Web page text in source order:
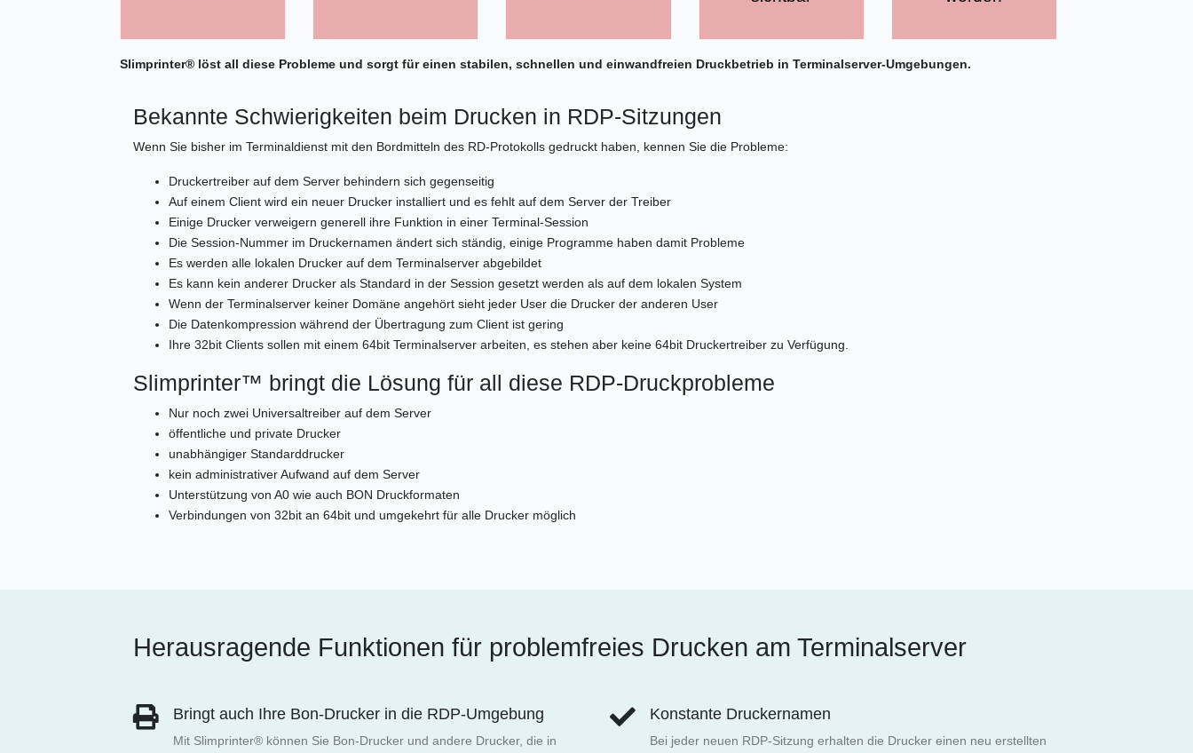
Slimprinter® löst all diese Probleme und sorgt für einen stabilen, schnellen und einwandfreien Druckbetrieb in Terminalserver-Umgebungen.
Bekannte Schwierigkeiten beim Drucken in RDP-Sitzungen
Wenn Sie bisher im Terminaldienst mit den Bordmitteln des RD-Protokolls gedruckt haben, kennen Sie die Probleme:
Druckertreiber auf dem Server behindern sich gegenseitig
Auf einem Client wird ein neuer Drucker installiert und es fehlt auf dem Server der Treiber
Einige Drucker verweigern generell ihre Funktion in einer Terminal-Session
Die Session-Nummer im Druckernamen ändert sich ständig, einige Programme haben damit Probleme
Es werden alle lokalen Drucker auf dem Terminalserver abgebildet
Es kann kein anderer Drucker als Standard in der Session gesetzt werden als auf dem lokalen System
Wenn der Terminalserver keiner Domäne angehört sieht jeder User die Drucker der anderen User
Die Datenkompression während der Übertragung zum Client ist gering
Ihre 32bit Clients sollen mit einem 64bit Terminalserver arbeiten, es stehen aber keine 64bit Druckertreiber zu Verfügung.
Slimprinter™ bringt die Lösung für all diese RDP-Druckprobleme
Nur noch zwei Universaltreiber auf dem Server
öffentliche und private Drucker
unabhängiger Standarddrucker
kein administrativer Aufwand auf dem Server
Unterstützung von A0 wie auch BON Druckformaten
Verbindungen von 32bit an 64bit und umgekehrt für alle Drucker möglich
Herausragende Funktionen für problemfreies Drucken am Terminalserver
Bringt auch Ihre Bon-Drucker in die RDP-Umgebung
Mit Slimprinter® können Sie Bon-Drucker und andere Drucker, die in
Konstante Druckernamen
Bei jeder neuen RDP-Sitzung erhalten die Drucker einen neu erstellten